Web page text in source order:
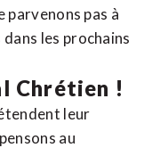
pas à
les prochains
Chrétien !
leur
au